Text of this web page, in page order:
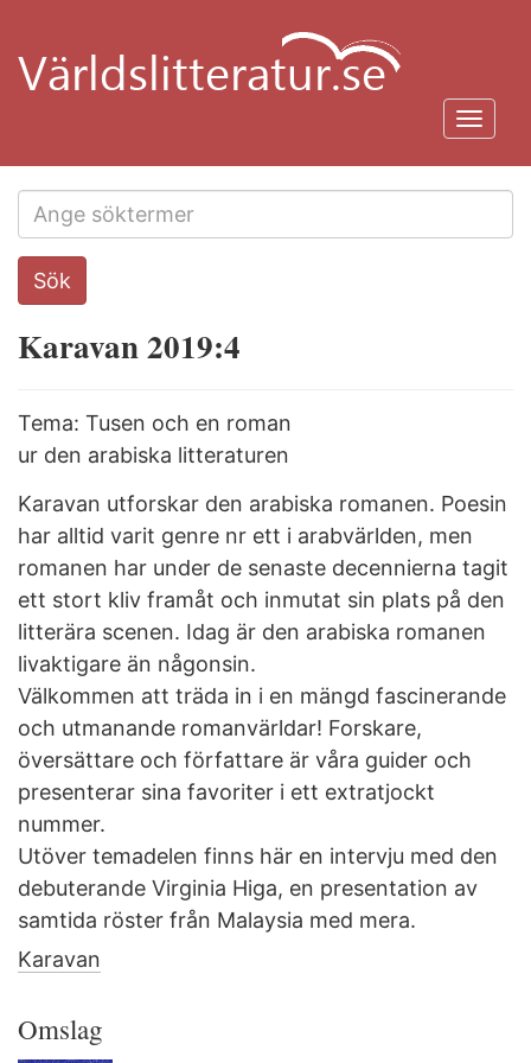
huvudinnehåll
Search
this
Sök
Karavan 2019:4
Tema: Tusen och en roman
ur den arabiska litteraturen
Karavan utforskar den arabiska romanen. Poesin
har alltid varit genre nr ett i arabvärlden, men
romanen har under de senaste decennierna tagit
ett stort kliv framåt och inmutat sin plats på den
litterära scenen. Idag är den arabiska romanen
livaktigare än någonsin.
Välkommen att träda in i en mängd fascinerande
och utmanande romanvärldar! Forskare,
översättare och författare är våra guider och
presenterar sina favoriter i ett extratjockt
nummer.
Utöver temadelen finns här en intervju med den
debuterande Virginia Higa, en presentation av
samtida röster från Malaysia med mera.
Karavan
Omslag